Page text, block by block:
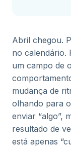
Abril chegou.
no calendário.
um campo de
mudança de
olhando para
enviar “algo”,
resultado de
está apenas